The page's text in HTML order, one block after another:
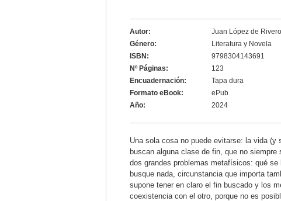
Autor:
Juan López de
Género:
Literatura y Novela
ISBN:
9798304143691
Nº Páginas:
123
Encuadernación:
Tapa dura
Formato eBook:
ePub
Año:
2024
Una sola cosa no puede evitarse: la vida (y
buscan alguna clase de fin, que no
dos grandes problemas metafísicos: qué
busque nada, circunstancia que importa
supone tener en claro el fin buscado y los
coexistencia con el otro, porque no es